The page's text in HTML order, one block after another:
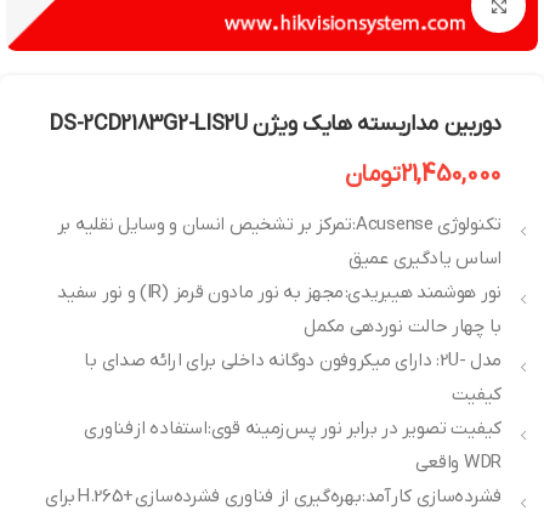
بزرگنمایی تصویر
دوربین مداربسته هایک ویژن DS-2CD2183G2-LIS2U
21,450,000تومان
تکنولوژی Acusense: تمرکز بر تشخیص انسان و وسایل نقلیه بر
اساس یادگیری عمیق
نور هوشمند هیبریدی: مجهز به نور مادون قرمز (IR) و نور سفید
با چهار حالت نوردهی مکمل
مدل -2U: دارای میکروفون دوگانه داخلی برای ارائه صدای با
کیفیت
کیفیت تصویر در برابر نور پس‌زمینه قوی: استفاده از فناوری
WDR واقعی
فشرده‌سازی کارآمد: بهره‌گیری از فناوری فشرده‌سازی +H.265 برای